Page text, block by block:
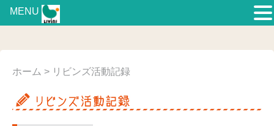
ホーム > リビンズ活動記録
MENU